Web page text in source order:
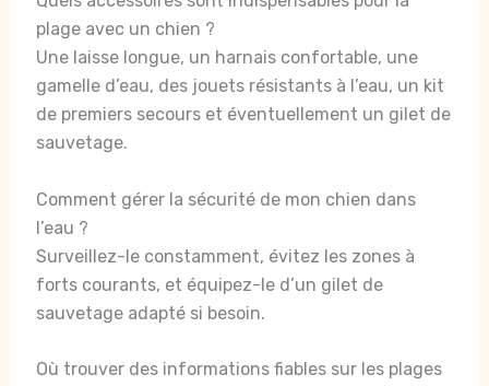
plage avec un chien ?
Une laisse longue, un harnais confortable, une
gamelle d’eau, des jouets résistants à l’eau, un kit
de premiers secours et éventuellement un gilet de
sauvetage.
Comment gérer la sécurité de mon chien dans
l’eau ?
Surveillez-le constamment, évitez les zones à
forts courants, et équipez-le d’un gilet de
sauvetage adapté si besoin.
Où trouver des informations fiables sur les plages